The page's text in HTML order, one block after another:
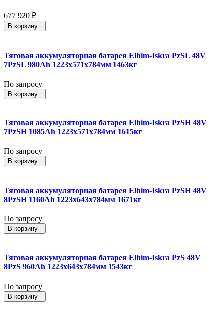
677 920 ₽
В корзину
Тяговая аккумуляторная батарея Elhim-Iskra PzSL 48V
7PzSL 980Ah 1223x571x784мм 1463кг
По запросу
В корзину
Тяговая аккумуляторная батарея Elhim-Iskra PzSH 48V
7PzSH 1085Ah 1223x571x784мм 1615кг
По запросу
В корзину
Тяговая аккумуляторная батарея Elhim-Iskra PzSH 48V
8PzSH 1160Ah 1223x643x784мм 1671кг
По запросу
В корзину
Тяговая аккумуляторная батарея Elhim-Iskra PzS 48V
8PzS 960Ah 1223x643x784мм 1543кг
По запросу
В корзину